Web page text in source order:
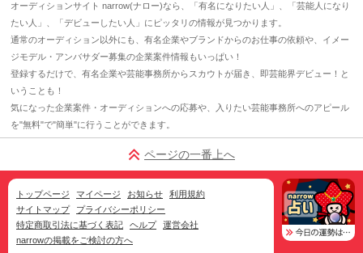
オーディションサイト narrow(ナロー)なら、「有名になりたい人」、「芸能人になり
たい人」、「デビューしたい人」にピッタリの情報が見つかります。
通常のオーディション以外にも、有名企業やブランドからのお仕事の依頼や、イメー
ジモデル・アンバサダー募集の企業案件情報もいっぱい！
登録するだけで、有名企業や芸能事務所からスカウトが届き、即芸能界デビュー！と
いうことも！
気になった企業案件・オーディションへの応募や、入りたい芸能事務所へのアピール
を"無料"で"簡単"に行うことができます。
ページの一番上へ
トップページ マイページ お知らせ
利用規約
サイトマップ
プライバシーポリシー
特定商取引法に基づく表記
ヘルプ
運営会社
narrowの掲載をご検討の方へ